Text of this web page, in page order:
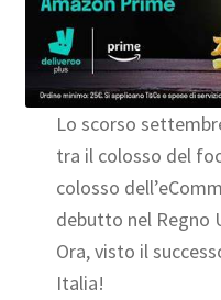
Lo scorso
tra il colosso del
colosso
debutto nel Regno
Ora, visto il
Italia!